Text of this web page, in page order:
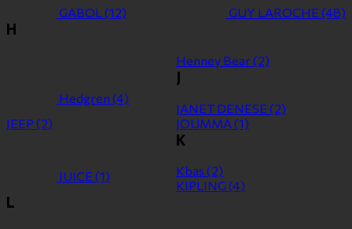
GABOL(12) GUY LAROCHE (48)
H
Hedgren (4)
Henney Bear(2)
J
JANET DENESE (2)
JEEP (2) JOUMMA (1)
JUICE (1)
K
Kbas (2)
KIPLING (4)
L